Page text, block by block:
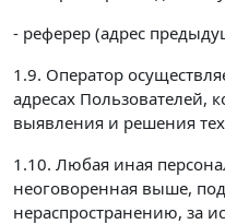
- реферер (адрес
1.9. Оператор
адресах Пользователей,
выявления и решения
1.10. Любая иная
неоговоренная выше,
нераспространению, за